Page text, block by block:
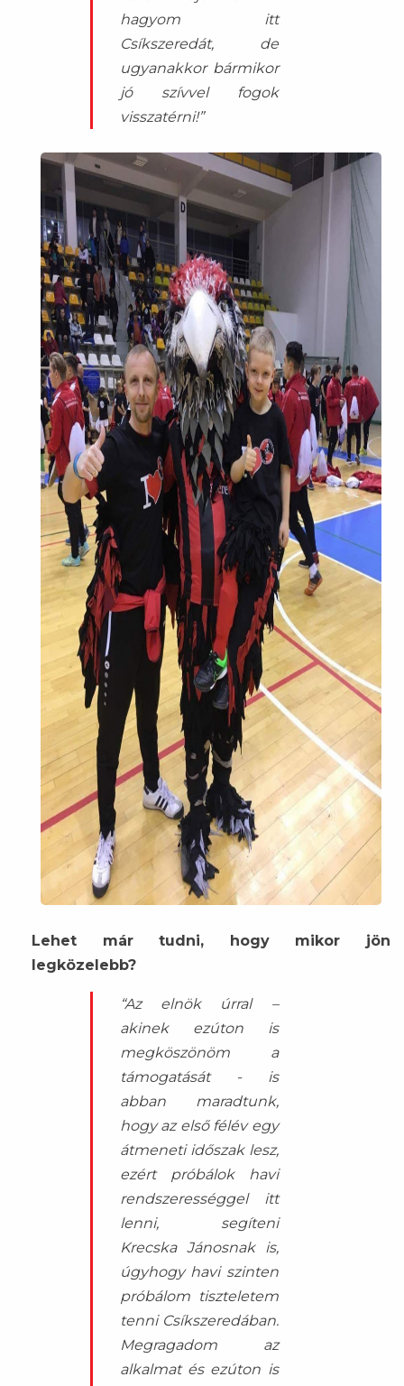
hagyom itt
Csíkszeredát, de
ugyanakkor bármikor
jó szívvel fogok
visszatérni!”
Lehet már tudni, hogy mikor jön
legközelebb?
“Az elnök úrral –
akinek ezúton is
megköszönöm a
támogatását - is
abban maradtunk,
hogy az első félév egy
átmeneti időszak lesz,
ezért próbálok havi
rendszerességgel itt
lenni, segíteni
Krecska Jánosnak is,
úgyhogy havi szinten
próbálom tiszteletem
tenni Csíkszeredában.
Megragadom az
alkalmat és ezúton is